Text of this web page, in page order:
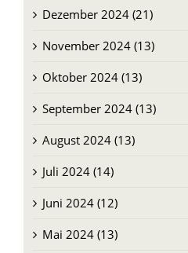
Dezember 2024 (21)
November 2024 (13)
Oktober 2024 (13)
September 2024 (13)
August 2024 (13)
Juli 2024 (14)
Juni 2024 (12)
Mai 2024 (13)